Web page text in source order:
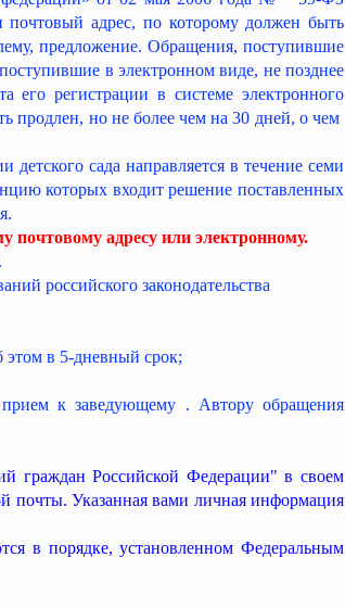
адрес, по которому должен быть
предложение. Обращения, поступившие
в электронном виде, не позднее
регистрации в системе электронного
продлен, но не более чем на 30 дней, о чем
сада направляется в течение семи
которых входит решение поставленных
почтовому адресу или электронному.
российского законодательства
этом в 5-дневный срок;
к заведующему . Автору обращения
граждан Российской Федерации" в своем
почты. Указанная вами личная информация
в порядке, установленном Федеральным